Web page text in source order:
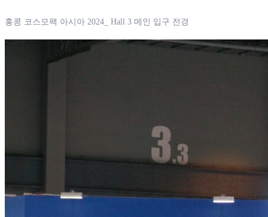
홍콩 코스모팩 아시아 2024_ Hall 3 메인 입구 전경